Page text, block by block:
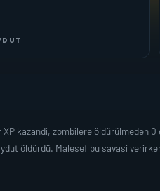
kazandi, zombilere öldürülmeden
öldürdü. Malesef bu savasi